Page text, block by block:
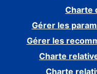
Charte
Gérer les
Gérer les
Charte
Charte